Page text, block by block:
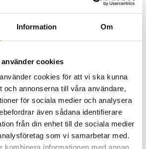
Information Om
cookies
cookies för att vi ska kunna
och annonserna till våra användare,
för sociala medier och analysera
även sådana identifierare
från din enhet till de sociala medier
som vi samarbetar med.
kombinera informationen med annan